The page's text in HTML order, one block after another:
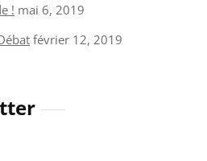
! mai 6, 2019
février 12, 2019